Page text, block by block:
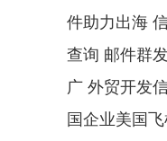
件助力出海
查询 邮件群
广 外贸开发
国企业美国